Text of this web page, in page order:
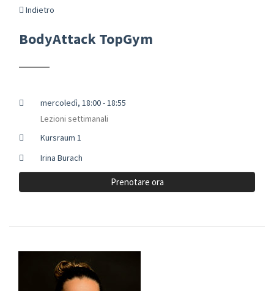
Indietro
BodyAttack TopGym
mercoledì, 18:00 - 18:55
Lezioni settimanali
Kursraum 1
Irina Burach
Prenotare ora